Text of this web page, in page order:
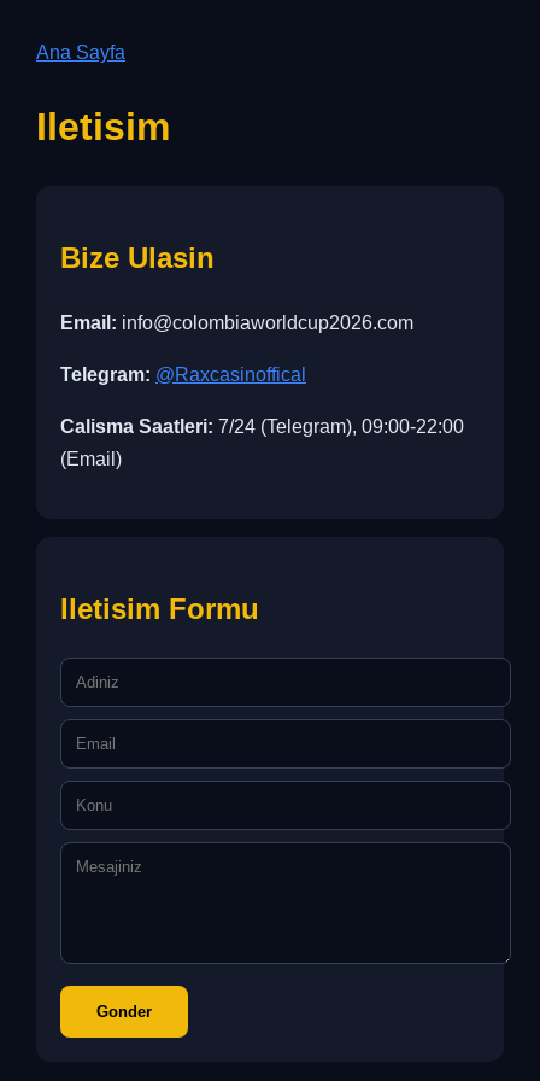
Ana Sayfa
Iletisim
Bize Ulasin
Email: info@colombiaworldcup2026.com
Telegram: @Raxcasinoffical
Calisma Saatleri: 7/24 (Telegram), 09:00-22:00
(Email)
Iletisim Formu
Gonder